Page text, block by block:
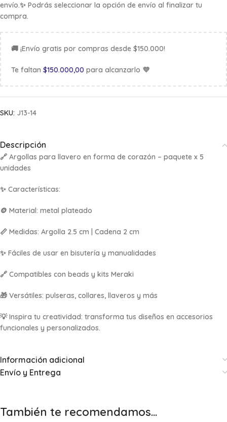
envío.✨ Podrás seleccionar la opción de envío al finalizar tu
compra.
🚚 ¡Envío gratis por compras desde $150.000!
Te faltan $150.000,00 para alcanzarlo 💜
SKU: J13-14
Descripción
🔗 Argollas para llavero en forma de corazón – paquete x 5
unidades
✨ Características:
🪙 Material: metal plateado
📏 Medidas: Argolla 2.5 cm | Cadena 2 cm
✨ Fáciles de usar en bisutería y manualidades
🔗 Compatibles con beads y kits Meraki
🎁 Versátiles: pulseras, collares, llaveros y más
💡 Inspira tu creatividad: transforma tus diseños en accesorios
funcionales y personalizados.
Información adicional
Envío y Entrega
También te recomendamos…